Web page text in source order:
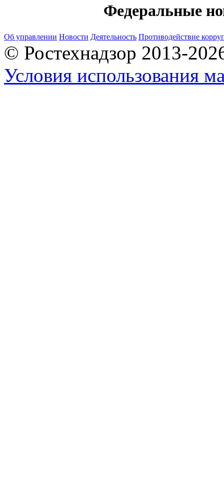
Федеральные
Об управлении Новости Деятельность Противодействие
© Ростехнадзор 2013-
Условия использования